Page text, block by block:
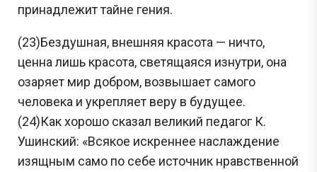
принадлежит тайне гения.
(23)Бездушная, внешняя красота — ничто,
ценна лишь красота, светящаяся изнутри, она
озаряет мир добром, возвышает самого
человека и укрепляет веру в будущее.
(24)Как хорошо сказал великий педагог К.
Ушинский: «Всякое искреннее наслаждение
изящным само по себе источник нравственной